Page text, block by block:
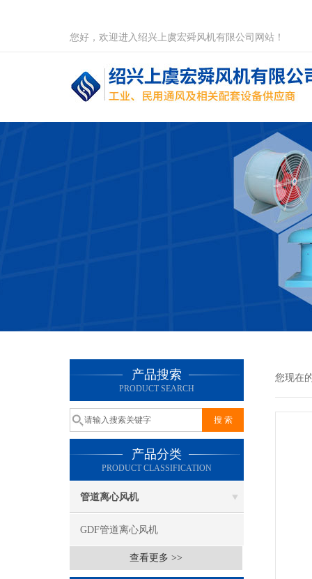
您好，欢迎进入绍兴上虞宏舜风机有限公司网站！
产品搜索
PRODUCT SEARCH
产品分类
PRODUCT CLASSIFICATION
管道离心风机
GDF管道离心风机
查看更多 >>
您现在